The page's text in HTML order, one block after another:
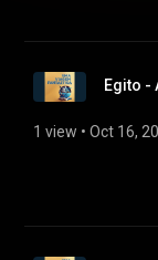
Egito -
1 view • Oct 16,